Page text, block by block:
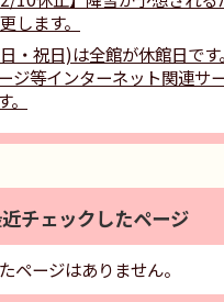
します。
・祝日)は全館が休館日です
ジ等インターネット関連サ
チェックしたページ
ページはありません。